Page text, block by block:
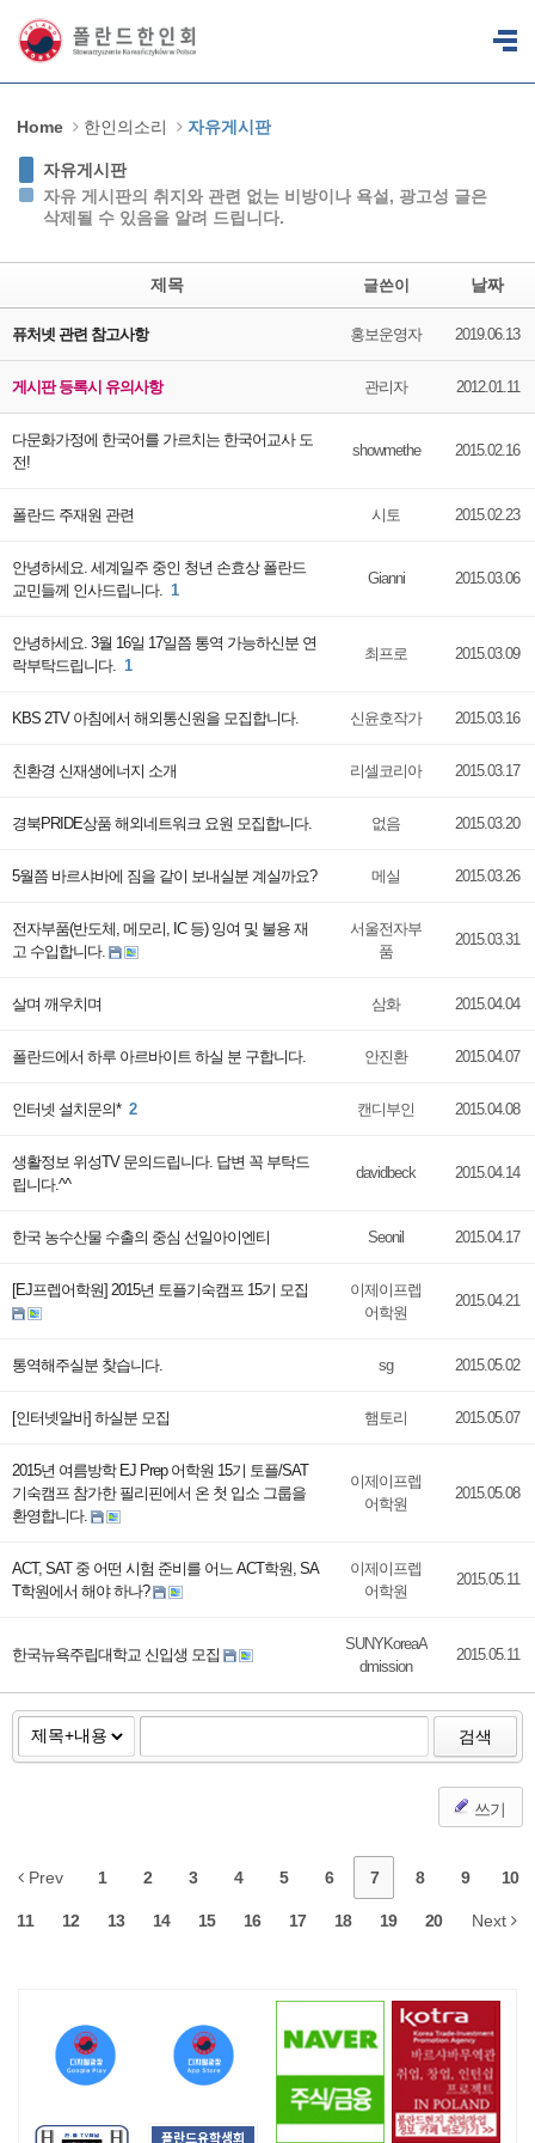
Home 한인의소리 자유게시판
자유게시판
자유 게시판의 취지와 관련 없는 비방이나 욕설, 광고성 글은
삭제될 수 있음을 알려 드립니다.
제목 글쓴이 날짜
퓨처넷 관련 참고사항 홍보운영자 2019.06.13
게시판 등록시 유의사항 관리자 2012.01.11
다문화가정에 한국어를 가르치는 한국어교사 도
전!
showmethe 2015.02.16
폴란드 주재원 관련 시토 2015.02.23
안녕하세요. 세계일주 중인 청년 손효상 폴란드
교민들께 인사드립니다. 1
Gianni 2015.03.06
안녕하세요. 3월 16일 17일쯤 통역 가능하신분 연
락부탁드립니다. 1
최프로 2015.03.09
KBS 2TV 아침에서 해외통신원을 모집합니다. 신윤호작가 2015.03.16
친환경 신재생에너지 소개 리셀코리아 2015.03.17
경북PRIDE상품 해외네트워크 요원 모집합니다. 없음 2015.03.20
5월쯤 바르샤바에 짐을 같이 보내실분 계실까요? 메실 2015.03.26
전자부품(반도체, 메모리, IC 등) 잉여 및 불용 재
고 수입합니다.
서울전자부
품
2015.03.31
살며 깨우치며 삼화 2015.04.04
폴란드에서 하루 아르바이트 하실 분 구합니다. 안진환 2015.04.07
인터넷 설치문의* 2 캔디부인 2015.04.08
생활정보 위성TV 문의드립니다. 답변 꼭 부탁드
립니다.^^
davidbeck 2015.04.14
한국 농수산물 수출의 중심 선일아이엔티 Seonil 2015.04.17
[EJ프렙어학원] 2015년 토플기숙캠프 15기 모집
이제이프렙
어학원
2015.04.21
통역해주실분 찾습니다. sg 2015.05.02
[인터넷알바] 하실분 모집 햄토리 2015.05.07
2015년 여름방학 EJ Prep 어학원 15기 토플/SAT
기숙캠프 참가한 필리핀에서 온 첫 입소 그룹을
환영합니다.
이제이프렙
어학원
2015.05.08
ACT, SAT 중 어떤 시험 준비를 어느 ACT학원, SA
T학원에서 해야 하나?
이제이프렙
어학원
2015.05.11
한국뉴욕주립대학교 신입생 모집
SUNYKoreaA
dmission
2015.05.11
검색
쓰기
Prev 1 2 3 4 5 6 7 8 9 10
11 12 13 14 15 16 17 18 19 20 Next